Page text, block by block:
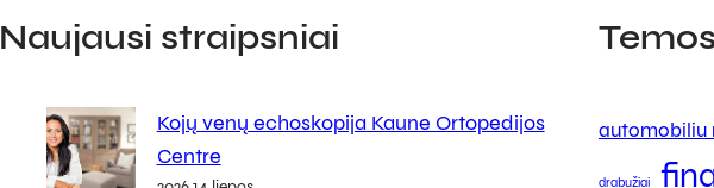
Naujausi straipsniai
Kojų venų echoskopija Kaune Ortopedijos
Centre
Temos
automobiliu
drabužiai